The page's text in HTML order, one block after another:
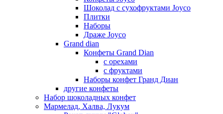
Шоколад с сухофруктами Joyco
Плитки
Наборы
Драже Joyco
Grand dian
Конфеты Grand Dian
с орехами
с фруктами
Наборы конфет Гранд Диан
другие конфеты
Набор шоколадных конфет
Мармелад, Халва, Лукум